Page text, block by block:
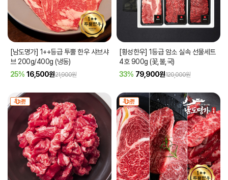
[남도명가] 1++등급 투뿔 한우 샤브샤
브 200g/400g (냉동)
25% 16,500원21,900원
[횡성한우] 1등급 암소 실속 선물세트
4호 900g (꽃,불,국)
33% 79,900원120,000원